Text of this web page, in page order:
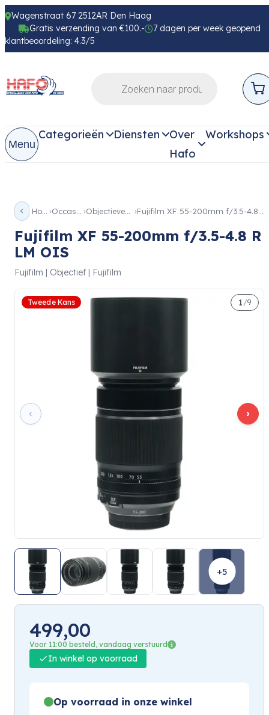
Wagenstraat 67 2512AR Den Haag
Gratis verzending van €100.-
7 dagen per week geopend
klantbeoordeling: 4.3/5
Menu
Categorieën Diensten
Over
Hafo
Workshops
Home Occassion Objectieven Occ Fujifilm XF 55-200mm f/3.5-4.8 R LM OIS
Fujifilm XF 55-200mm f/3.5-4.8 R
LM OIS
Fujifilm | Objectief | Fujifilm
Tweede Kans
‹ ›
1 /9
+5
499,00
Voor 11:00 besteld, vandaag verstuurd
In winkel op voorraad
Op voorraad in onze winkel